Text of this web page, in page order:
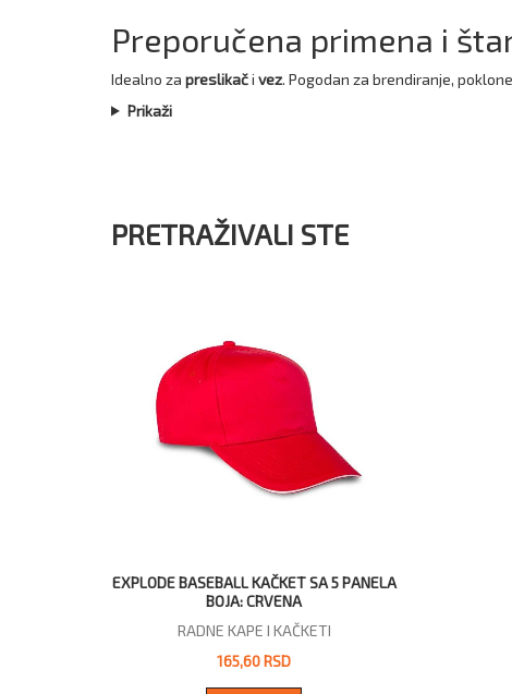
Preporučena primena i
Idealno za preslikači vez. Pogodan za brendiranje,
Prikaži
PRETRAŽIVALI STE
EXPLODE BASEBALL KAČKET SA 5 PANELA
BOJA: CRVENA
RADNE KAPE I KAČKETI
165,60 RSD